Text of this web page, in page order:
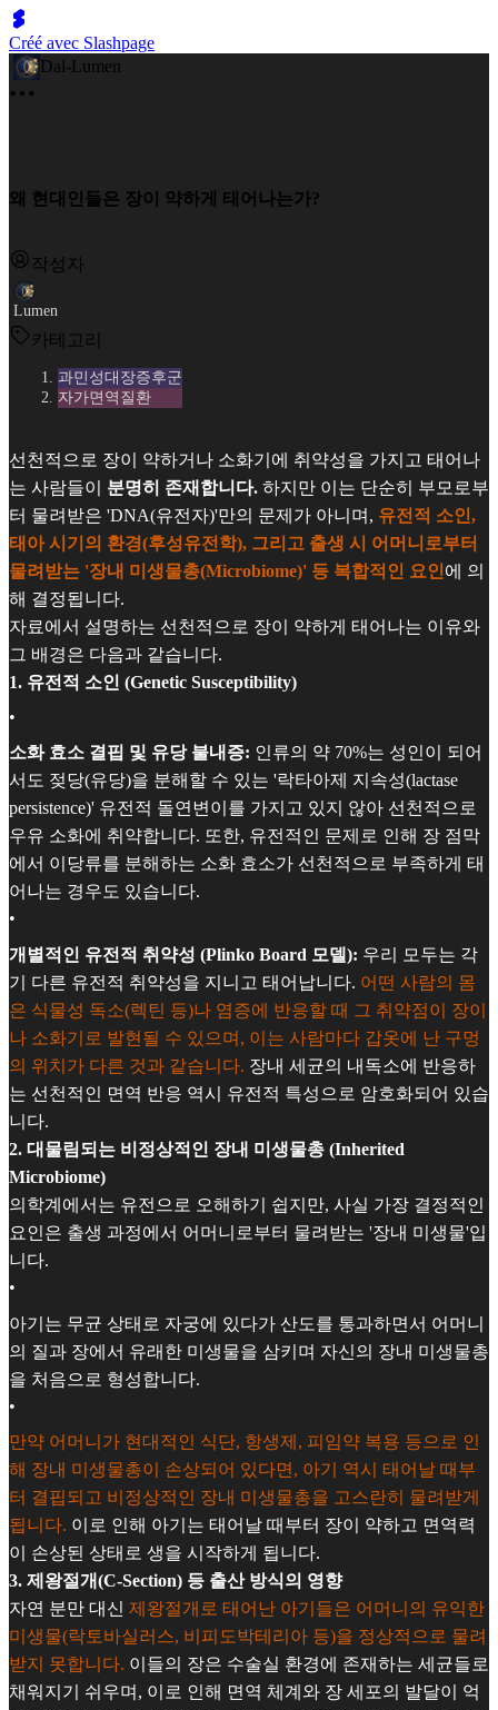
Créé avec Slashpage
Dal-Lumen
왜 현대인들은 장이 약하게 태어나는가?
작성자
Lumen
카테고리
과민성대장증후군
자가면역질환
선천적으로 장이 약하거나 소화기에 취약성을 가지고 태어나
는 사람들이 분명히 존재합니다. 하지만 이는 단순히 부모로부
터 물려받은 'DNA(유전자)'만의 문제가 아니며, 유전적 소인,
태아 시기의 환경(후성유전학), 그리고 출생 시 어머니로부터
물려받는 '장내 미생물총(Microbiome)' 등 복합적인 요인에 의
해 결정됩니다.
자료에서 설명하는 선천적으로 장이 약하게 태어나는 이유와
그 배경은 다음과 같습니다.
1. 유전적 소인 (Genetic Susceptibility)
•
소화 효소 결핍 및 유당 불내증: 인류의 약 70%는 성인이 되어
서도 젖당(유당)을 분해할 수 있는 '락타아제 지속성(lactase
persistence)' 유전적 돌연변이를 가지고 있지 않아 선천적으로
우유 소화에 취약합니다. 또한, 유전적인 문제로 인해 장 점막
에서 이당류를 분해하는 소화 효소가 선천적으로 부족하게 태
어나는 경우도 있습니다.
•
개별적인 유전적 취약성 (Plinko Board 모델): 우리 모두는 각
기 다른 유전적 취약성을 지니고 태어납니다. 어떤 사람의 몸
은 식물성 독소(렉틴 등)나 염증에 반응할 때 그 취약점이 장이
나 소화기로 발현될 수 있으며, 이는 사람마다 갑옷에 난 구멍
의 위치가 다른 것과 같습니다. 장내 세균의 내독소에 반응하
는 선천적인 면역 반응 역시 유전적 특성으로 암호화되어 있습
니다.
2. 대물림되는 비정상적인 장내 미생물총 (Inherited
Microbiome)
의학계에서는 유전으로 오해하기 쉽지만, 사실 가장 결정적인
요인은 출생 과정에서 어머니로부터 물려받는 '장내 미생물'입
니다.
•
아기는 무균 상태로 자궁에 있다가 산도를 통과하면서 어머니
의 질과 장에서 유래한 미생물을 삼키며 자신의 장내 미생물총
을 처음으로 형성합니다.
•
만약 어머니가 현대적인 식단, 항생제, 피임약 복용 등으로 인
해 장내 미생물총이 손상되어 있다면, 아기 역시 태어날 때부
터 결핍되고 비정상적인 장내 미생물총을 고스란히 물려받게
됩니다. 이로 인해 아기는 태어날 때부터 장이 약하고 면역력
이 손상된 상태로 생을 시작하게 됩니다.
3. 제왕절개(C-Section) 등 출산 방식의 영향
자연 분만 대신 제왕절개로 태어난 아기들은 어머니의 유익한
미생물(락토바실러스, 비피도박테리아 등)을 정상적으로 물려
받지 못합니다. 이들의 장은 수술실 환경에 존재하는 세균들로
채워지기 쉬우며, 이로 인해 면역 체계와 장 세포의 발달이 억